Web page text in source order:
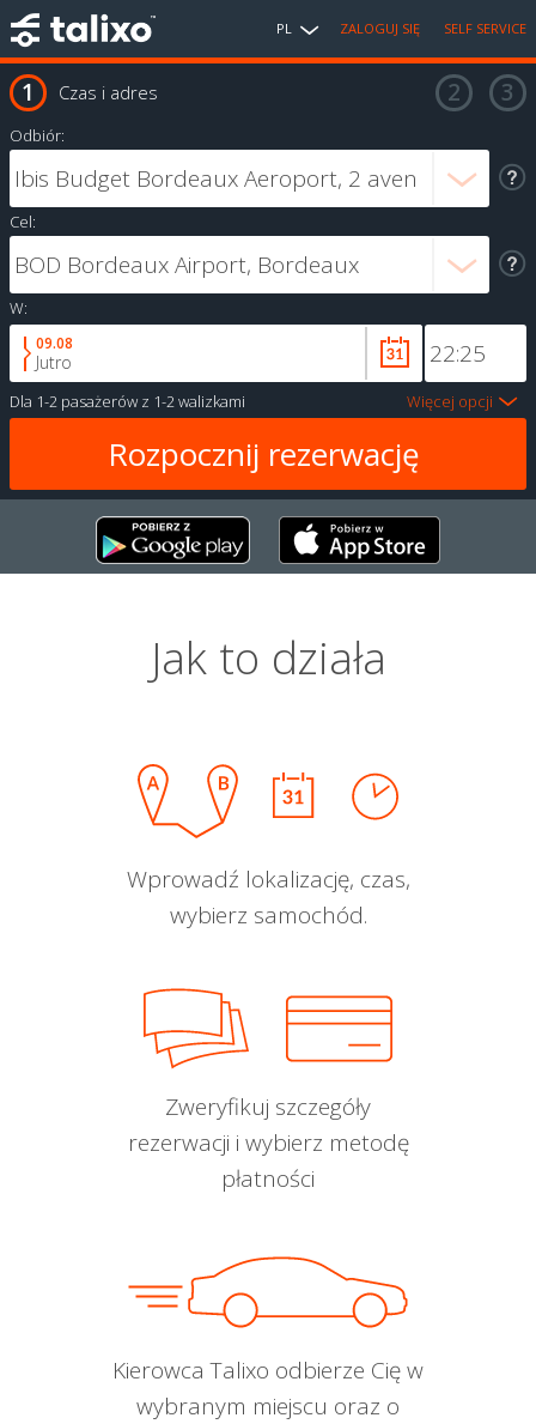
PL ZALOGUJ SIĘ SELF SERVICE
Czas i adres
Odbiór:
Cel:
W:
09.08
Jutro
Dla 1-2 pasażerów z 1-2 walizkami Więcej opcji
Jak to działa
Wprowadź lokalizację, czas,
wybierz samochód.
Zweryfikuj szczegóły
rezerwacji i wybierz metodę
płatności
Kierowca Talixo odbierze Cię w
wybranym miejscu oraz o